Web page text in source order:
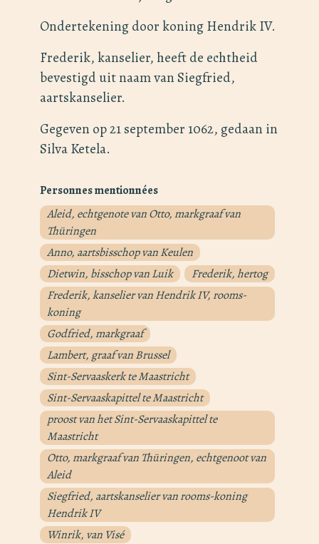
Ondertekening door koning Hendrik IV.
Frederik, kanselier, heeft de echtheid
bevestigd uit naam van Siegfried,
aartskanselier.
Gegeven op 21 september 1062, gedaan in
Silva Ketela.
Personnes mentionnées
Aleid, echtgenote van Otto, markgraaf van
Thüringen
Anno, aartsbisschop van Keulen
Dietwin, bisschop van Luik
Frederik, hertog
Frederik, kanselier van Hendrik IV, rooms-
koning
Godfried, markgraaf
Lambert, graaf van Brussel
Sint-Servaaskerk te Maastricht
Sint-Servaaskapittel te Maastricht
proost van het Sint-Servaaskapittel te
Maastricht
Otto, markgraaf van Thüringen, echtgenoot van
Aleid
Siegfried, aartskanselier van rooms-koning
Hendrik IV
Winrik, van Visé